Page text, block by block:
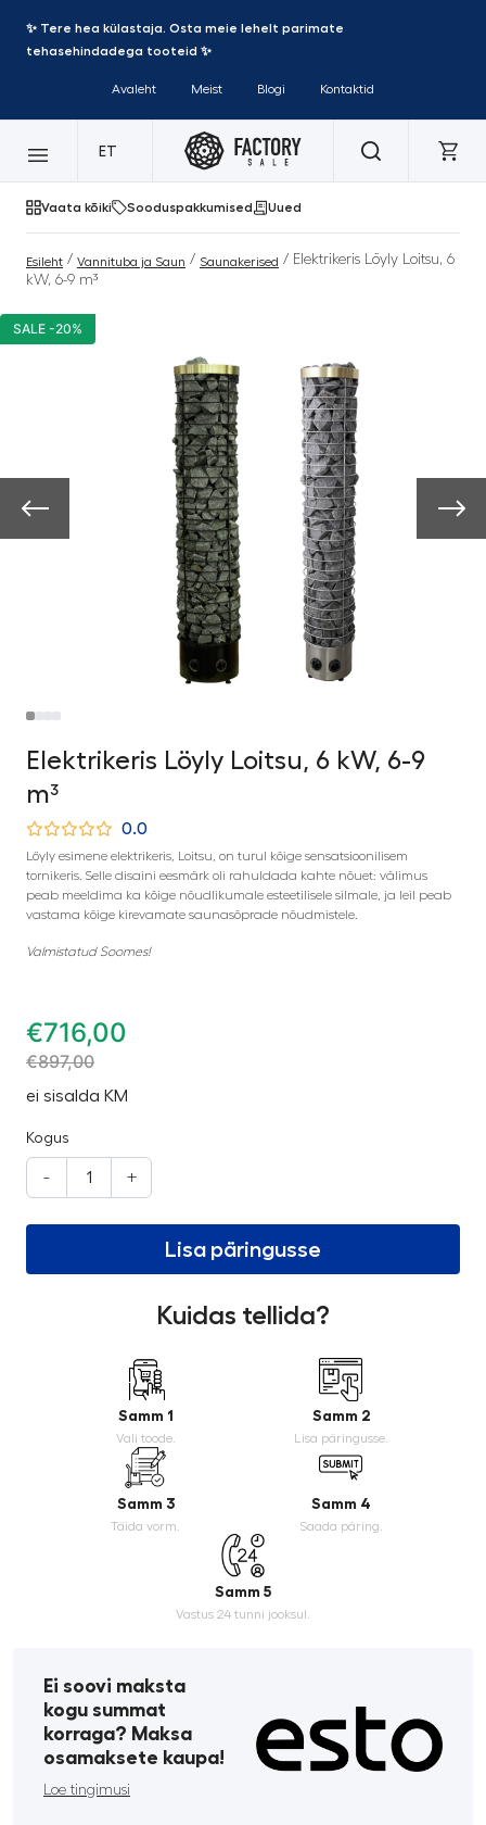
✨ Tere hea külastaja. Osta meie lehelt parimate
tehasehindadega tooteid ✨
Avaleht Meist Blogi Kontaktid
ET
Vaata kõiki Sooduspakkumised Uued
Esileht / Vannituba ja Saun / Saunakerised / Elektrikeris Löyly Loitsu, 6
kW, 6-9 m³
SALE -20%
Elektrikeris Löyly Loitsu, 6 kW, 6-9
m³
0.0
Löyly esimene elektrikeris, Loitsu, on turul kõige sensatsioonilisem
tornikeris. Selle disaini eesmärk oli rahuldada kahte nõuet: välimus
peab meeldima ka kõige nõudlikumale esteetilisele silmale, ja leil peab
vastama kõige kirevamate saunasõprade nõudmistele.
Valmistatud Soomes!
€716,00
€897,00
ei sisalda KM
Kogus
- +
Lisa päringusse
Kuidas tellida?
Samm 1
Vali toode.
Samm 2
Lisa päringusse.
Samm 3
Täida vorm.
Samm 4
Saada päring.
Samm 5
Vastus 24 tunni jooksul.
Ei soovi maksta
kogu summat
korraga? Maksa
osamaksete kaupa!
Loe tingimusi